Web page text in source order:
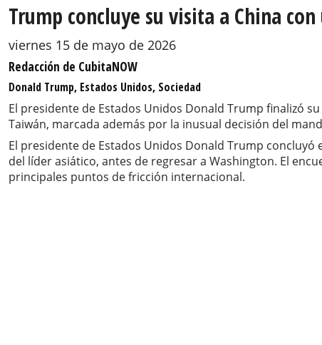
Trump concluye su visita a China
viernes 15 de mayo de 2026
Redacción de CubitaNOW
Donald Trump, Estados Unidos, Sociedad
El presidente de Estados Unidos Donald Trump finalizó
Taiwán, marcada además por la inusual decisión del
El presidente de Estados Unidos Donald Trump
del líder asiático, antes de regresar a Washington. El
principales puntos de fricción internacional.